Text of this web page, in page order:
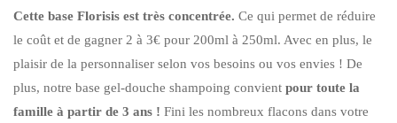
Cette base Florisis est très concentrée. Ce qui permet de réduire
le coût et de gagner 2 à 3€ pour 200ml à 250ml. Avec en plus, le
plaisir de la personnaliser selon vos besoins ou vos envies ! De
plus, notre base gel-douche shampoing convient pour toute la
famille à partir de 3 ans ! Fini les nombreux flacons dans votre